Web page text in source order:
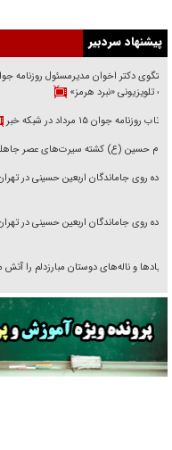
گفتگوی دکتر اخوان مدیرمسئول روزنامه
برنامه تلویزیونی «نبرد هرمز»
بازتاب روزنامه جوان ۱۵ مرداد در شبکه خبر
امام حسین (ع) کشته سیرت‌های عصر
فریاد‌ها و ناله‌های دوستان مبارزدلم را
تغییر رویه دشمن در ترور از شیخ فضل‌الله
یزدی